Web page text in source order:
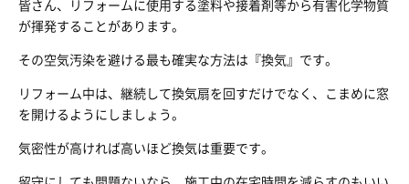
皆さん、リフォームに使用する塗料や接着剤等から有害化学物質
が揮発することがあります。
その空気汚染を避ける最も確実な方法は『換気』です。
リフォーム中は、継続して換気扇を回すだけでなく、こまめに窓
を開けるようにしましょう。
気密性が高ければ高いほど換気は重要です。